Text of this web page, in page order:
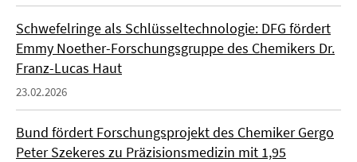
Schwefelringe als Schlüsseltechnologie: DFG fördert
Emmy Noether-Forschungsgruppe des Chemikers Dr.
Franz-Lucas Haut
23.02.2026
Bund fördert Forschungsprojekt des Chemiker Gergo
Peter Szekeres zu Präzisionsmedizin mit 1,95